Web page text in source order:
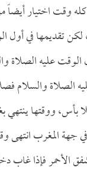
كله وقت اختيار
لكن تقديمها في
عليه الصلاة
الصلاة والسلام
ووقتها ينتهي
جهة المغرب
الأحمر فإذا غاب